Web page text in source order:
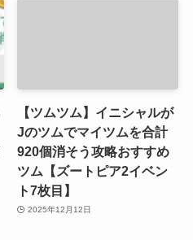
【ツムツム】イニシャルが
Jのツムでマイツムを合計
920個消そう攻略おすすめ
ツム【ズートピア2イベン
ト7枚目】
2025年12月12日